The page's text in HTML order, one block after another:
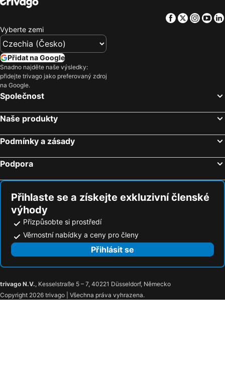
Facebook
Twitter
Vyberte zemi
Přidat na Google
Snadno najděte naše výsledky:
přidejte trivago jako preferovaný zdroj
na Google.
Společnost
Naše produkty
Podmínky a zásady
Podpora
Přihlaste se a získejte exkluzivní členské
výhody
Přizpůsobte si prostředí
Věrnostní nabídky a ceny pro členy
Přihlásit se
trivago N.V., Kesselstraße 5 – 7, 40221 Düsseldorf, Německo
Copyright 2026 trivago | Všechna práva vyhrazena.